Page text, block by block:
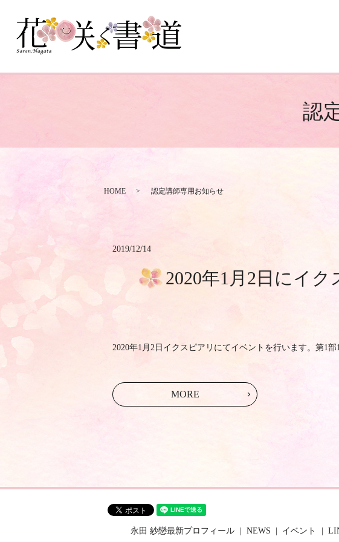
認
HOME 認定講師専用お知らせ
2019/12/14
2020年1月2日にイ
2020年1月2日イクスピアリにてイベントを行います。第1
MORE
永田 紗戀最新プロフィール NEWS イベント